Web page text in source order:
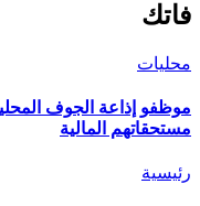
فاتك
محليات
موظفو إذاعة الجوف
مستحقاتهم المالية
رئيسية